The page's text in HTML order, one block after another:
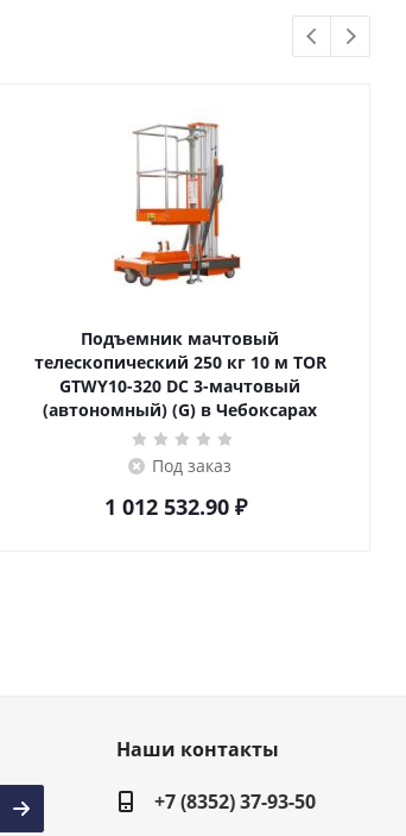
Подъемник мачтовый
телескопический 250 кг 10 м TOR
GTWY10-320 DC 3-мачтовый
(автономный) (G) в Чебоксарах
Под заказ
1 012 532.90 ₽
Наши контакты
+7 (8352) 37-93-50